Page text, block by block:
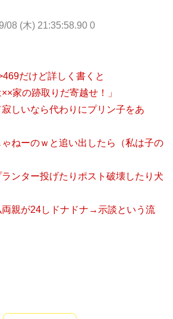
08 (木) 21:35:58.90 0
だけど詳しく書くと
家の跡取りだ寄越せ！」
寂しいなら代わりにプリン子をあ
ねーのｗと追い出したら（私は子の
ンター投げたりポスト破壊したり犬
両親が24しドナドナ→示談という流